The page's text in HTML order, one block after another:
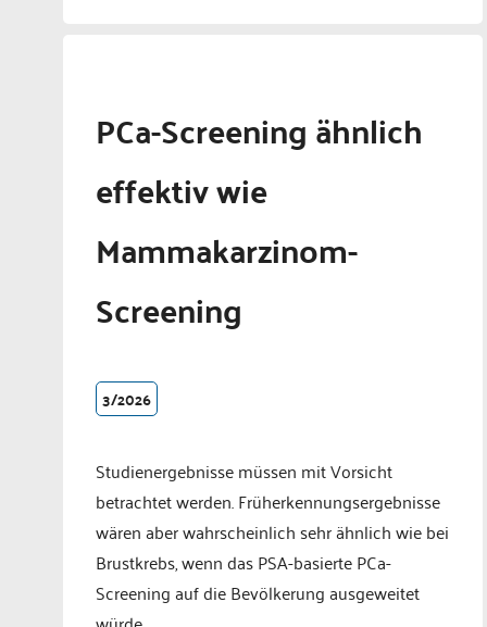
PCa-Screening ähnlich
effektiv wie
Mammakarzinom-
Screening
3/2026
Studienergebnisse müssen mit Vorsicht
betrachtet werden. Früherkennungsergebnisse
wären aber wahrscheinlich sehr ähnlich wie bei
Brustkrebs, wenn das PSA-basierte PCa-
Screening auf die Bevölkerung ausgeweitet